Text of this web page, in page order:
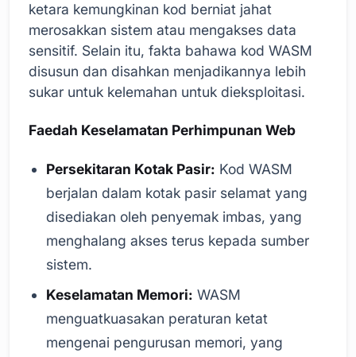
ketara kemungkinan kod berniat jahat
merosakkan sistem atau mengakses data
sensitif. Selain itu, fakta bahawa kod WASM
disusun dan disahkan menjadikannya lebih
sukar untuk kelemahan untuk dieksploitasi.
Faedah Keselamatan Perhimpunan Web
Persekitaran Kotak Pasir: Kod WASM
berjalan dalam kotak pasir selamat yang
disediakan oleh penyemak imbas, yang
menghalang akses terus kepada sumber
sistem.
Keselamatan Memori: WASM
menguatkuasakan peraturan ketat
mengenai pengurusan memori, yang